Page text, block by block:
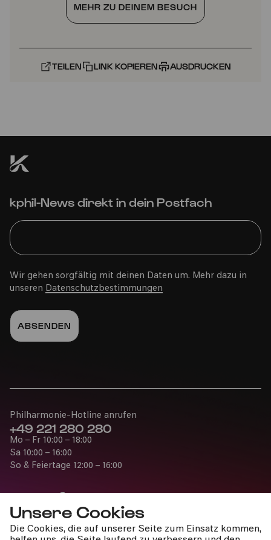
Unsere Cookies
Die Cookies, die auf unserer Seite zum Einsatz kommen,
MEHR ZU DEINEM BESUCH
TEILEN LINK KOPIEREN AUSDRUCKEN
kphil-News direkt in dein Postfach
Wir gehen sorgfältig mit deinen Daten um. Mehr dazu in
unseren Datenschutzbestimmungen
Presse
Philharmonie-Hotline anrufen
+49 221 280 280
Mo – Fr 10:00 – 18:00
Sa 10:00 – 16:00
So & Feiertage 12:00 – 16:00